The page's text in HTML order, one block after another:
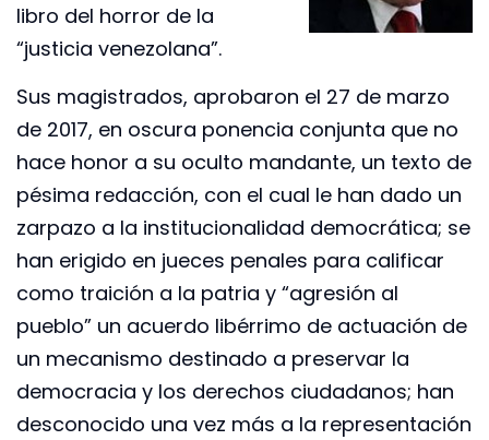
libro del horror de la
“justicia venezolana”.
Sus magistrados, aprobaron el 27 de marzo
de 2017, en oscura ponencia conjunta que no
hace honor a su oculto mandante, un texto de
pésima redacción, con el cual le han dado un
zarpazo a la institucionalidad democrática; se
han erigido en jueces penales para calificar
como traición a la patria y “agresión al
pueblo” un acuerdo libérrimo de actuación de
un mecanismo destinado a preservar la
democracia y los derechos ciudadanos; han
desconocido una vez más a la representación